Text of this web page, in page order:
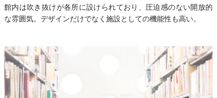
館内は吹き抜けが各所に設けられており、圧迫感のない開放的
な雰囲気。デザインだけでなく施設としての機能性も高い。